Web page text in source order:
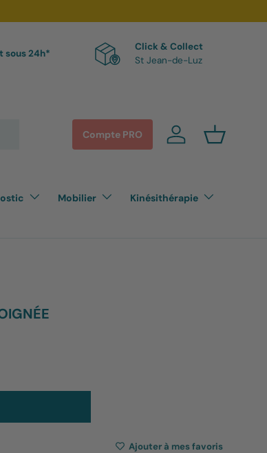
sous 24h*
Click & Collect
St Jean-de-Luz
Compte PRO Se connecter
Panier
Mobilier Kinésithérapie
Ajouter à mes favoris